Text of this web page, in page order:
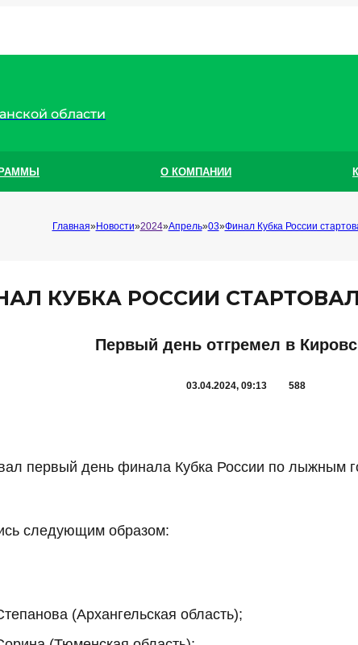
области
О КОМПАНИИ
Главная Новости 2024 Апрель 03 Финал Кубка России
КУБКА РОССИИ
Первый день отгремел в
03.04.2024, 09:13 588
первый день финала Кубка России по лыжным
следующим образом:
(Архангельская область);